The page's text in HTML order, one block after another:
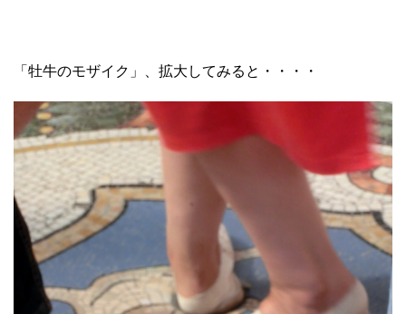
「牡牛のモザイク」、拡大してみると・・・・